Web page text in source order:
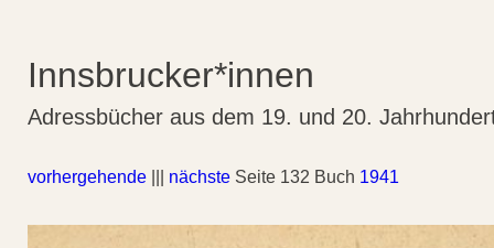
Innsbrucker*innen
Adressbücher aus dem 19. und 20.
vorhergehende nächste Seite 132 Buch 1941